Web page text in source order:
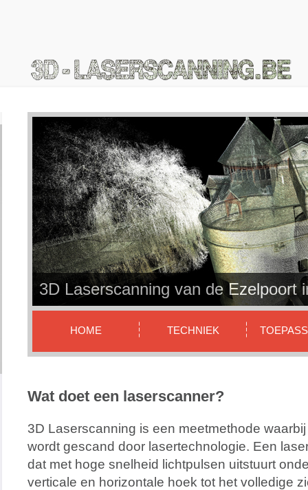
3D Laserscanning van de Ezelpoort
HOME TECHNIEK
Wat doet een laserscanner?
3D Laserscanning is een meetmethode
wordt gescand door lasertechnologie. Een
dat met hoge snelheid lichtpulsen uitstuurt
verticale en horizontale hoek tot het volledige